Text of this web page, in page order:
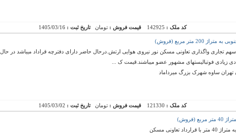
کد ملک : 142925 قیمت فروش : تومانتاریخ ثبت : 1405/03/16
متر مربع (فروش)
زمین 200 متری بهمراه 1000 سهم تجاری واگذاری تعاونی مسکن نور نیروی هوایی ارتش.درحال حاضر دارای دفترچه قراداد میباشد در حال
زیادی فوتبالیستهای مشهور عضو میباشند.قیمت ک ...
کد ملک : 121330 قیمت فروش : تومانتاریخ ثبت : 1405/03/02
(فروش)
مسکن